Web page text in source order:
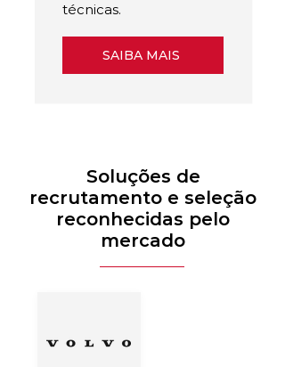
técnicas.
SAIBA MAIS
Soluções de
recrutamento e seleção
reconhecidas pelo
mercado